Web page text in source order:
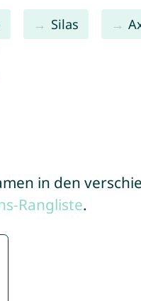
Silas
in den
Rangliste.